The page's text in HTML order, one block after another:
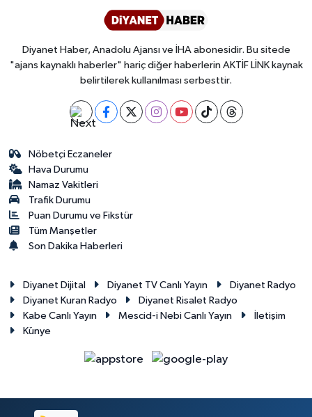
Diyanet Haber, Anadolu Ajansı ve İHA abonesidir. Bu sitede
"ajans kaynaklı haberler" hariç diğer haberlerin AKTİF LİNK kaynak
belirtilerek kullanılması serbesttir.
Nöbetçi Eczaneler
Hava Durumu
Namaz Vakitleri
Trafik Durumu
Puan Durumu ve Fikstür
Tüm Manşetler
Son Dakika Haberleri
Diyanet Dijital Diyanet TV Canlı Yayın
Diyanet Radyo
Diyanet Kuran Radyo
Diyanet Risalet Radyo
Kabe Canlı Yayın
Mescid-i Nebi Canlı Yayın
İletişim
Künye